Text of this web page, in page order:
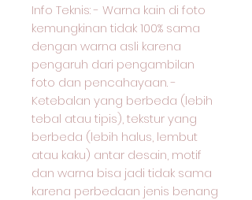
Info Teknis: - Warna kain di foto
kemungkinan tidak 100% sama
dengan warna asli karena
pengaruh dari pengambilan
foto dan pencahayaan. -
Ketebalan yang berbeda (lebih
tebal atau tipis), tekstur yang
berbeda (lebih halus, lembut
atau kaku) antar desain, motif
dan warna bisa jadi tidak sama
karena perbedaan jenis benang